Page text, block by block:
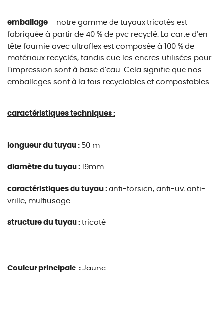
emballage – notre gamme de tuyaux tricotés est
fabriquée à partir de 40 % de pvc recyclé. La carte d’en-
tête fournie avec ultraflex est composée à 100 % de
matériaux recyclés, tandis que les encres utilisées pour
l’impression sont à base d’eau. Cela signifie que nos
emballages sont à la fois recyclables et compostables.
caractéristiques techniques :
longueur du tuyau : 50 m
diamètre du tuyau : 19mm
caractéristiques du tuyau : anti-torsion, anti-uv, anti-
vrille, multiusage
structure du tuyau : tricoté
Couleur principale : Jaune